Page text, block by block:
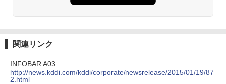
関連リンク
INFOBAR A03
http://news.kddi.com/kddi/corporate/newsrelease/2015/01/19/87
2.html